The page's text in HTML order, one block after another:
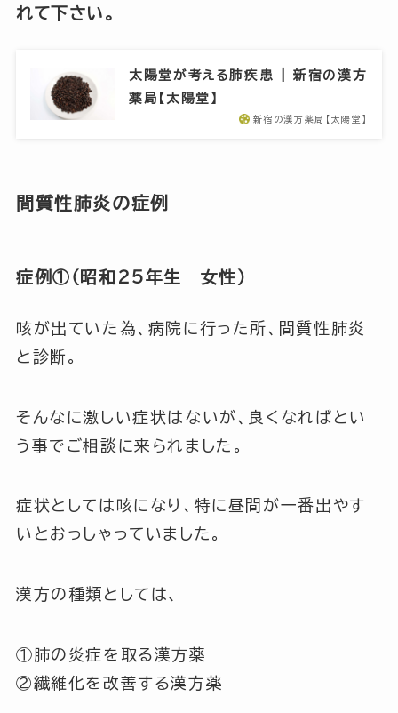
れて下さい。
太陽堂が考える肺疾患 | 新宿の漢方
薬局【太陽堂】
新宿の漢方薬局【太陽堂】
間質性肺炎の症例
症例①（昭和25年生 女性）
咳が出ていた為、病院に行った所、間質性肺炎
と診断。
そんなに激しい症状はないが、良くなればとい
う事でご相談に来られました。
症状としては咳になり、特に昼間が一番出やす
いとおっしゃっていました。
漢方の種類としては、
①肺の炎症を取る漢方薬
②繊維化を改善する漢方薬